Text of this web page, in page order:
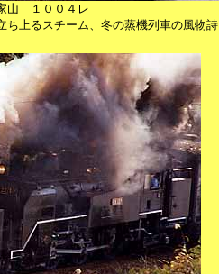
山 １００４レ
ち上るスチーム、冬の蒸機列車の風物詩